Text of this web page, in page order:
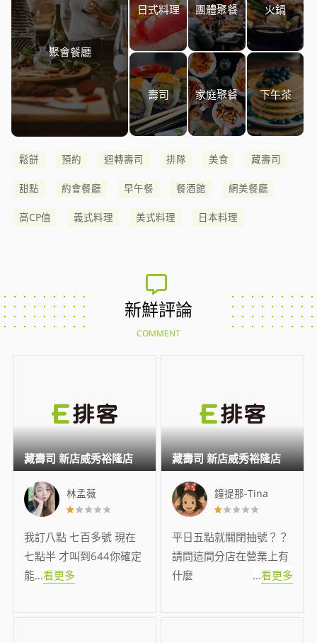
聚會餐廳
日式料理 團體聚餐 火鍋
壽司 家庭聚餐 下午茶
鬆餅 預約 迴轉壽司 排隊 美食 藏壽司
甜點 約會餐廳 早午餐 餐酒館 網美餐廳
高CP值 義式料理 美式料理 日本料理
新鮮評論
COMMENT
林孟薇
我訂八點 七百多號 現在
七點半 才叫到644你確定
能...看更多
藏壽司 新店威秀裕隆店
鐘提那-Tina
平日五點就關閉抽號？？
請問這間分店在營業上有
什麼
...看更多
藏壽司 新店威秀裕隆店